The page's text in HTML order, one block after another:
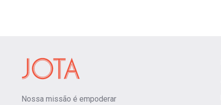
Nossa missão é empoderar